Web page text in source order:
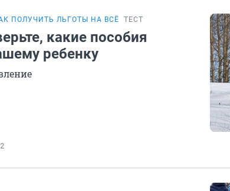
ПОЛУЧИТЬ ЛЬГОТЫ НА ВСЁ ТЕСТ
какие пособия
ребенку